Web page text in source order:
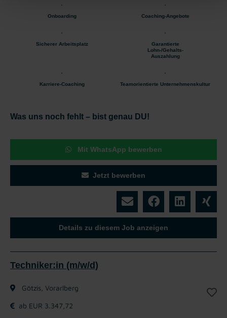
Onboarding Coaching-Angebote
Sicherer Arbeitsplatz
Garantierte
Lohn-/Gehalts-
Auszahlung
Karriere-Coaching Teamorientierte Unternehmenskultur
Was uns noch fehlt – bist genau DU!
Mit WhatsApp bewerben
Jetzt bewerben
Details zu diesem Job anzeigen
Techniker:in (m/w/d)
Götzis, Vorarlberg
ab EUR 3.347,72